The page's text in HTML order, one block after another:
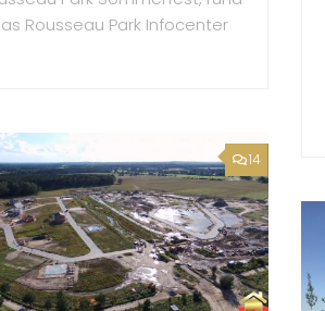
Rousseau Park Infocenter
14